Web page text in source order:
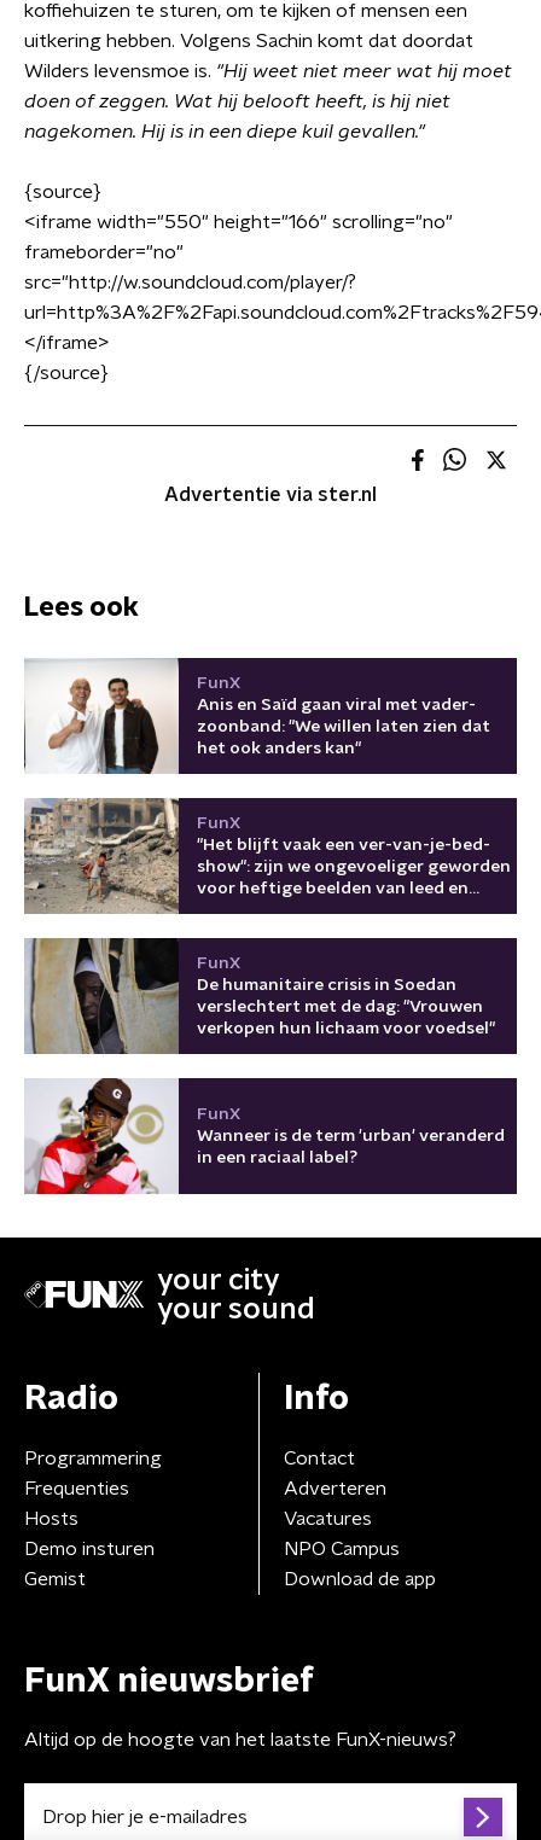
koffiehuizen te sturen, om te kijken of mensen een
uitkering hebben. Volgens Sachin komt dat doordat
Wilders levensmoe is. "Hij weet niet meer wat hij moet
doen of zeggen. Wat hij belooft heeft, is hij niet
nagekomen. Hij is in een diepe kuil gevallen."
{source}
<iframe width="550" height="166" scrolling="no"
frameborder="no"
src="http://w.soundcloud.com/player/?
</iframe>
{/source}
Advertentie via ster.nl
Lees ook
FunX
Anis en Saïd gaan viral met vader-
zoonband: "We willen laten zien dat
het ook anders kan"
FunX
"Het blijft vaak een ver-van-je-bed-
show": zijn we ongevoeliger geworden
voor heftige beelden van leed en
FunX
De humanitaire crisis in Soedan
verslechtert met de dag: "Vrouwen
verkopen hun lichaam voor voedsel"
FunX
Wanneer is de term 'urban' veranderd
in een raciaal label?
your city
your sound
Radio
Programmering
Frequenties
Hosts
Demo insturen
Gemist
Info
Contact
Adverteren
Vacatures
NPO Campus
Download de app
FunX nieuwsbrief
Altijd op de hoogte van het laatste FunX-nieuws?